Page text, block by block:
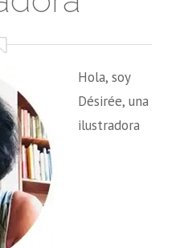
Hola, soy
Désirée, una
ilustradora